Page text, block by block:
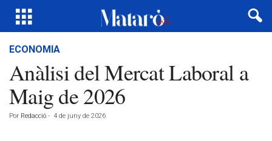
ECONOMIA
Anàlisi del Mercat Laboral a
Maig de 2026
Por Redacció - 4 de juny de 2026